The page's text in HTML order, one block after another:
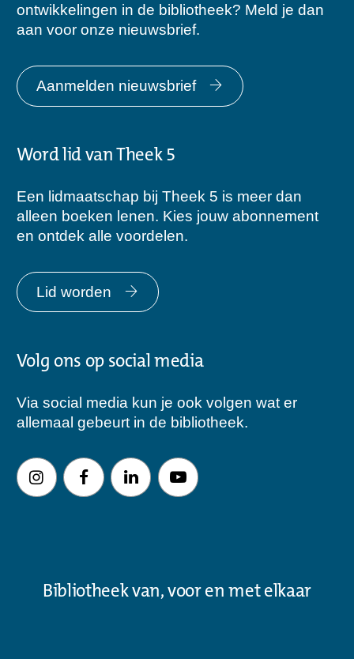
ontwikkelingen in de bibliotheek? Meld je dan
aan voor onze nieuwsbrief.
Aanmelden nieuwsbrief
Word lid van Theek 5
Een lidmaatschap bij Theek 5 is meer dan
alleen boeken lenen. Kies jouw abonnement
en ontdek alle voordelen.
Lid worden
Volg ons op social media
Via social media kun je ook volgen wat er
allemaal gebeurt in de bibliotheek.
Bibliotheek van, voor en met elkaar